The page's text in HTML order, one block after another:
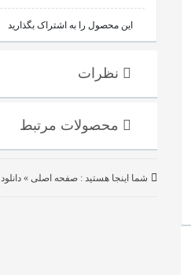
این محصول را به اشتراک بگذارید
شما اینجا هستید :صفحه اصلی »دانلود